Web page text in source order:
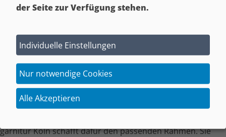
Die Polster­garnitur Köln passt genau zu diesen Momenten.
fühlt sich das Wohnzimmer nicht eingerichtet an, sondern
bewohnt. Und genau das wünschen sich viele Menschen
für ihr Zuhause.
Oft sind es die Möbel, die man jeden Tag nutzt, die am
wichtigsten werden. Das Sofa gehört fast immer dazu. Hier
garnitur Köln schafft dafür den passenden Rahmen. Sie
der Seite zur Verfügung stehen.
Individuelle Einstellungen
Nur notwendige Cookies
Alle Akzeptieren